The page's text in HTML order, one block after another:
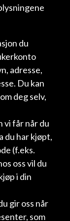
du
adresse,
Du kan
deg selv,
vi får når du
du har kjøpt,
(f.eks.
oss vil du
i din
gir oss når
som